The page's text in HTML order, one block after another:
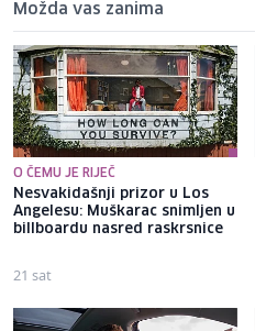
Možda vas zanima
O ČEMU JE RIJEČ
Nesvakidašnji prizor u Los
Angelesu: Muškarac snimljen u
billboardu nasred raskrsnice
21 sat